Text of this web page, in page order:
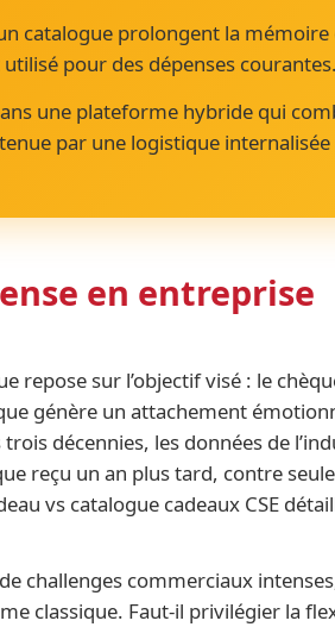
catalogue prolongent la mémoire
utilisé pour des dépenses courantes.
une plateforme hybride qui
par une logistique internalisée
en entreprise
repose sur l’objectif visé : le
génère un attachement
décennies, les données de
reçu un an plus tard, contre
vs catalogue cadeaux CSE
challenges commerciaux
classique. Faut-il privilégier la